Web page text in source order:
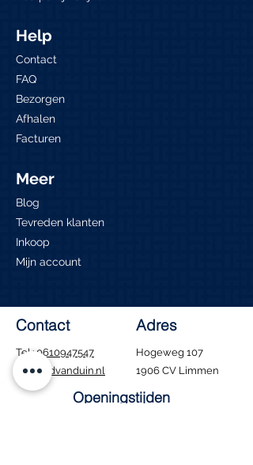
Help
Contact
FAQ
Bezorgen
Afhalen
Facturen
Meer
Blog
Tevreden klanten
Inkoop
Mijn account
Contact
Tel.: 0610947547
info@edvanduin.nl
Adres
Hogeweg 107
1906 CV Limmen
Openingstijden